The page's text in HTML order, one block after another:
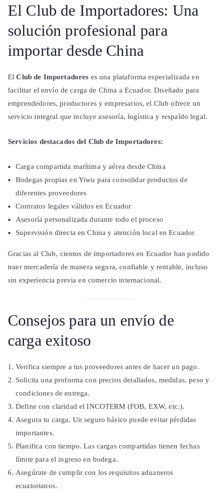
El Club de Importadores: Una
solución profesional para
importar desde China
ElClub de Importadores es una plataforma especializada en
facilitar el envío de carga de China a Ecuador. Diseñado para
emprendedores, productores y empresarios, el Club ofrece un
servicio integral que incluye asesoría, logística y respaldo legal.
Servicios destacados del Club de Importadores:
Carga compartida marítima y aérea desde China
Bodegas propias en Yiwu para consolidar productos de
diferentes proveedores
Contratos legales válidos en Ecuador
Asesoría personalizada durante todo el proceso
Supervisión directa en China y atención local en Ecuador
Gracias al Club, cientos de importadores en Ecuador han podido
traer mercadería de manera segura, confiable y rentable, incluso
sin experiencia previa en comercio internacional.
Consejos para un envío de
carga exitoso
Verifica siempre a tus proveedores antes de hacer un pago.
Solicita una proforma con precios detallados, medidas, peso y
condiciones de entrega.
Define con claridad el INCOTERM (FOB, EXW, etc.).
Asegura tu carga. Un seguro básico puede evitar pérdidas
importantes.
Planifica con tiempo. Las cargas compartidas tienen fechas
límite para el ingreso en bodega.
Asegúrate de cumplir con los requisitos aduaneros
ecuatorianos.